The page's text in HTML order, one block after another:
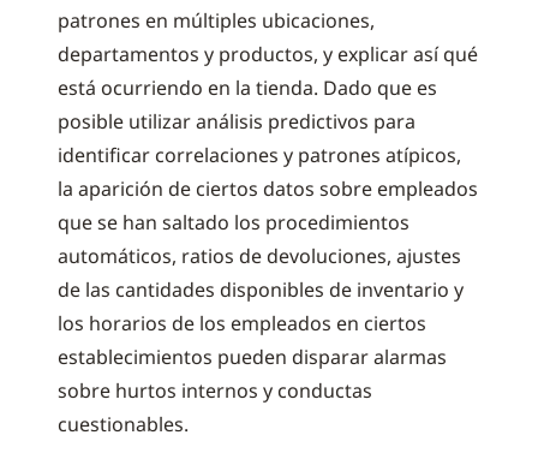
patrones en múltiples ubicaciones,
departamentos y productos, y explicar así qué
está ocurriendo en la tienda. Dado que es
posible utilizar análisis predictivos para
identificar correlaciones y patrones atípicos,
la aparición de ciertos datos sobre empleados
que se han saltado los procedimientos
automáticos, ratios de devoluciones, ajustes
de las cantidades disponibles de inventario y
los horarios de los empleados en ciertos
establecimientos pueden disparar alarmas
sobre hurtos internos y conductas
cuestionables.